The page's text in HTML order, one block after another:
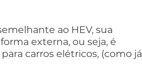
ao HEV, sua
externa, ou seja, é
carros elétricos, (como já